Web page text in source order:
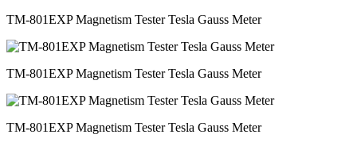
TM-801EXP Magnetism Tester Tesla Gauss Meter
TM-801EXP Magnetism Tester Tesla Gauss Meter
TM-801EXP Magnetism Tester Tesla Gauss Meter